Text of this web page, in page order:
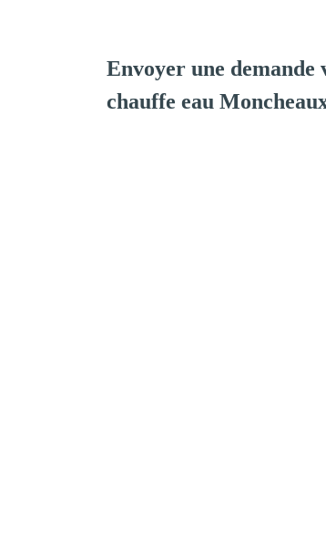
Envoyer une
chauffe eau